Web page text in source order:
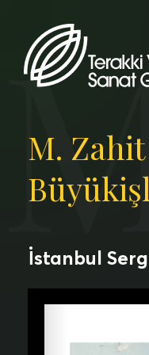
M. Zahit
İstanbul